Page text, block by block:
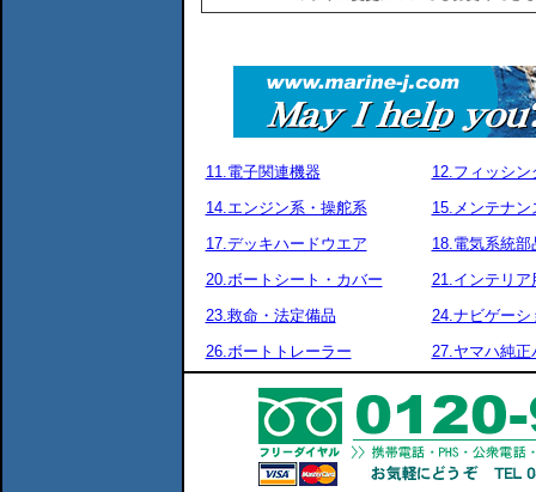
11.電子関連機器
12.フィッシン
14.エンジン系・操舵系
15.メンテナン
17.デッキハードウエア
18.電気系統部
20.ボートシート・カバー
21.インテリア
23.救命・法定備品
24.ナビゲーシ
26.ボートトレーラー
27.ヤマハ純正